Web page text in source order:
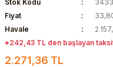
Stok Kodu
Fiyat
Havale
*242,43 TL den başlayan
2.271,36 TL